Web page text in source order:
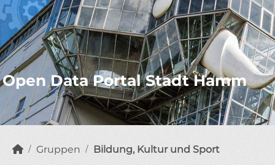
Open Data Portal Stadt Hamm
Gruppen Bildung, Kultur und Sport